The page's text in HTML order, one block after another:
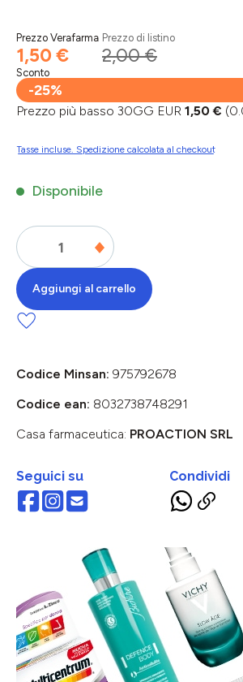
Prezzo Verafarma
1,50 €
Prezzo di listino
2,00 €
Sconto
-25%
Prezzo più basso 30GG EUR 1,50 €
Tasse incluse. Spedizione calcolata al checkout
Disponibile
Aggiungi al carrello
Codice Minsan: 975792678
Codice ean: 8032738748291
Casa farmaceutica: PROACTION SRL
Seguici su Condividi